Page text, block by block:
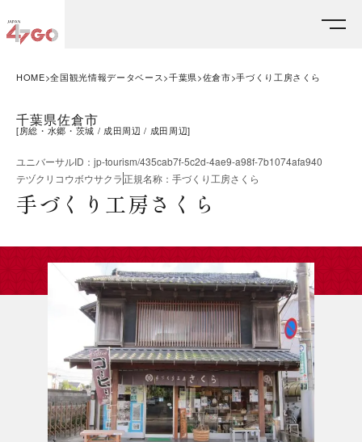
HOME 全国観光情報データベース 千葉県 佐倉市 手づくり工房さくら
千葉県佐倉市
[房総・水郷・茨城 成田周辺 成田周辺]
ユニバーサルID ： jp-tourism/435cab7f-5c2d-4ae9-a98f-7b1074afa940
テヅクリコウボウサクラ正規名称 ： 手づくり工房さくら
手づくり工房さくら